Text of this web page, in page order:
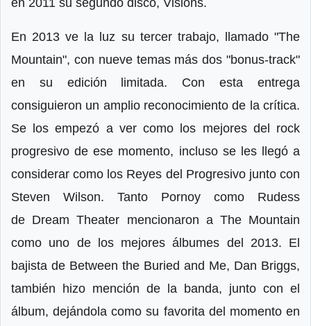
En 2013 ve la luz su tercer trabajo, llamado "The
Mountain", con nueve temas más dos "bonus-track"
en su edición limitada. Con esta entrega
consiguieron un amplio reconocimiento de la crítica.
Se los empezó a ver como los mejores del rock
progresivo de ese momento, incluso se les llegó a
considerar como los Reyes del Progresivo junto con
Steven Wilson. Tanto Pornoy como Rudess
de Dream Theater mencionaron a The Mountain
como uno de los mejores álbumes del 2013. El
bajista de Between the Buried and Me, Dan Briggs,
también hizo mención de la banda, junto con el
álbum, dejándola como su favorita del momento en